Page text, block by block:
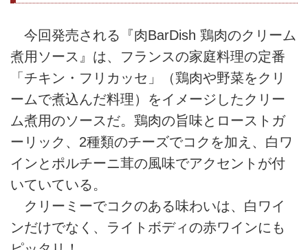
今回発売される『肉BarDish 鶏肉のクリーム
煮用ソース』は、フランスの家庭料理の定番
「チキン・フリカッセ」（鶏肉や野菜をクリ
ームで煮込んだ料理）をイメージしたクリー
ム煮用のソースだ。鶏肉の旨味とローストガ
ーリック、2種類のチーズでコクを加え、白ワ
インとポルチーニ茸の風味でアクセントが付
いていている。
クリーミーでコクのある味わいは、白ワイ
ンだけでなく、ライトボディの赤ワインにも